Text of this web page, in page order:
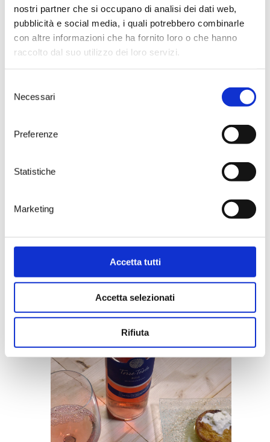
nostri partner che si occupano di analisi dei dati web,
pubblicità e social media, i quali potrebbero combinarle
con altre informazioni che ha fornito loro o che hanno
raccolto dal suo utilizzo dei loro servizi.
delNecessari
Preferenze
Statistiche
Marketing
Accetta tutti
Accetta selezionati
Rifiuta
20.12.2018
91 punti allo Jaddico e al Visellio
AIS, Gambero Rosso and FIS
reward Tenute Rubino